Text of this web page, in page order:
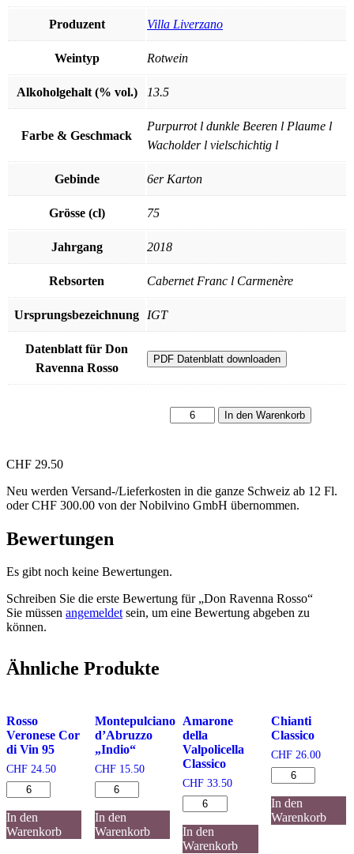
Produzent Villa Liverzano
Weintyp Rotwein
Alkoholgehalt (% vol.) 13.5
Farbe & Geschmack
Purpurrot l dunkle Beeren l Plaume l
Wacholder l vielschichtig l
Gebinde 6er Karton
Grösse (cl) 75
Jahrgang 2018
Rebsorten Cabernet Franc l Carmenère
Ursprungsbezeichnung IGT
Datenblatt für Don
Ravenna Rosso
PDF Datenblatt downloaden
Don
Ravenna
In den Warenkorb
CHF 29.50
Neu werden Versand-/Lieferkosten in die ganze Schweiz ab 12 Fl.
oder CHF 300.00 von der Nobilvino GmbH übernommen.
Bewertungen
Es gibt noch keine Bewertungen.
Schreiben Sie die erste Bewertung für „Don Ravenna Rosso“
Sie müssen angemeldetsein, um eine Bewertung abgeben zu
können.
Ähnliche Produkte
Rosso
Veronese Cor
di Vin 95
CHF 24.50
Rosso
Veronese
Cor
di
In den
Warenkorb
Montepulciano
d’Abruzzo
„Indio“
CHF15.50
Montepulciano
d'Abruzzo
"Indio"
Menge
In den
Warenkorb
Amarone
della
Valpolicella
Classico
CHF 33.50
Amarone
della
Valpolicella
Classico
In den
Warenkorb
Chianti
Classico
CHF26.00
Chianti
Classico
Menge
In den
Warenkorb